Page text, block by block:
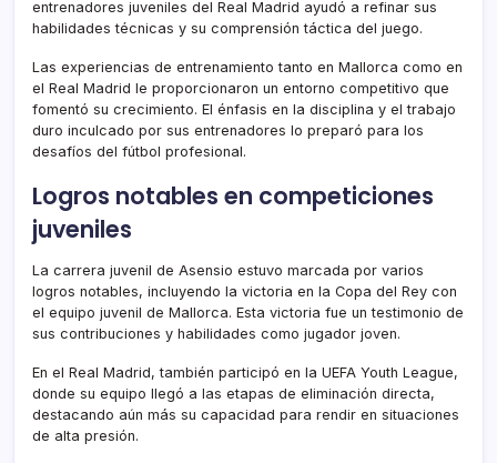
entrenadores juveniles del Real Madrid ayudó a refinar sus
habilidades técnicas y su comprensión táctica del juego.
Las experiencias de entrenamiento tanto en Mallorca como en
el Real Madrid le proporcionaron un entorno competitivo que
fomentó su crecimiento. El énfasis en la disciplina y el trabajo
duro inculcado por sus entrenadores lo preparó para los
desafíos del fútbol profesional.
Logros notables en competiciones
juveniles
La carrera juvenil de Asensio estuvo marcada por varios
logros notables, incluyendo la victoria en la Copa del Rey con
el equipo juvenil de Mallorca. Esta victoria fue un testimonio de
sus contribuciones y habilidades como jugador joven.
En el Real Madrid, también participó en la UEFA Youth League,
donde su equipo llegó a las etapas de eliminación directa,
destacando aún más su capacidad para rendir en situaciones
de alta presión.